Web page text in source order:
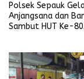
Polsek Sepauk
Anjangsana dan
Sambut HUT Ke-80